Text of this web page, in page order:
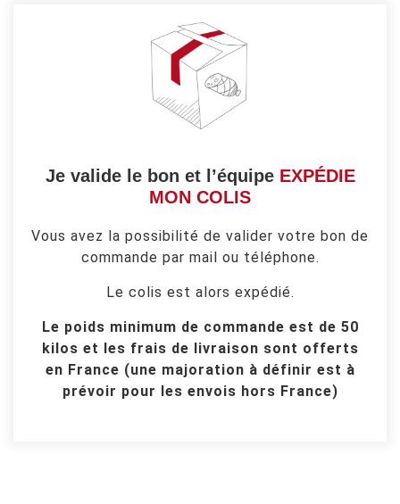
Je valide le bon et l’équipe EXPÉDIE
MON COLIS
Vous avez la possibilité de valider votre bon de
commande par mail ou téléphone.
Le colis est alors expédié.
Le poids minimum de commande est de 50
kilos et les frais de livraison sont offerts
en France (une majoration à définir est à
prévoir pour les envois hors France)